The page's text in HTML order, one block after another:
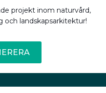
projekt inom naturvård,
och landskapsarkitektur!